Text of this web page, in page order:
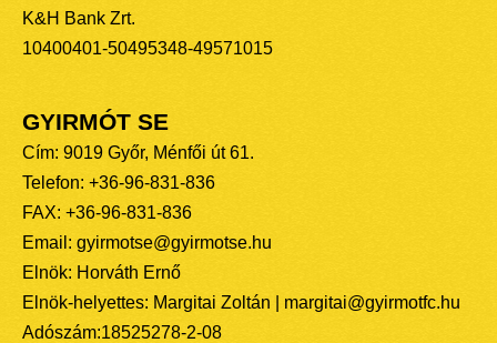
K&H Bank Zrt.
10400401-50495348-49571015
GYIRMÓT SE
Cím: 9019 Győr, Ménfői út 61.
Telefon: +36-96-831-836
FAX: +36-96-831-836
Email: gyirmotse@gyirmotse.hu
Elnök: Horváth Ernő
Elnök-helyettes: Margitai Zoltán | margitai@gyirmotfc.hu
Adószám:18525278-2-08